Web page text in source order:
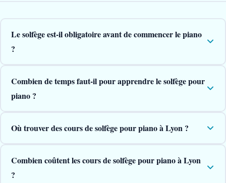
Le solfège est-il obligatoire avant de commencer le piano
?
Combien de temps faut-il pour apprendre le solfège pour
piano ?
Où trouver des cours de solfège pour piano à Lyon ?
Combien coûtent les cours de solfège pour piano à Lyon
?